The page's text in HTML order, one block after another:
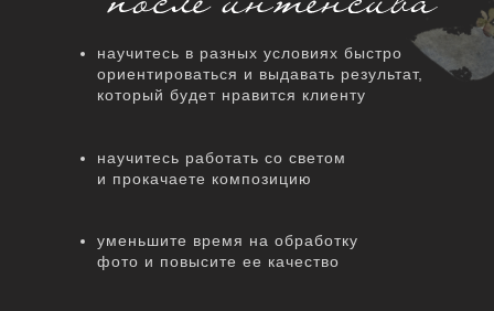
научитесь работать со светом
и прокачаете композицию
научитесь в разных условиях быстро
ориентироваться и выдавать результат,
который будет нравится клиенту
уменьшите время на обработку
фото и повысите ее качество